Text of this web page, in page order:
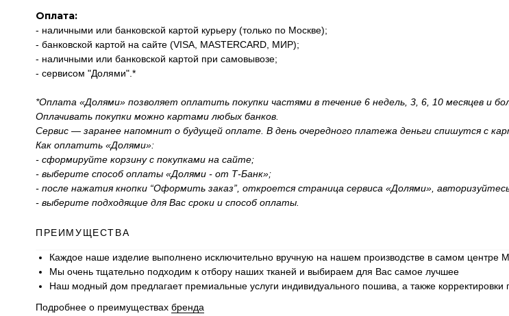
Оплата:
- наличными или банковской картой курьеру (только по Москве);
- банковской картой на сайте (VISA, MASTERCARD, МИР);
- наличными или банковской картой при самовывозе;
- сервисом "Долями".*
*Оплата «Долями» позволяет оплатить покупки частями в течение 6 недель, 3, 6, 10 месяцев и
Оплачивать покупки можно картами любых банков.
Сервис — заранее напомнит о будущей оплате. В день очередного платежа деньги спишутся с
Как оплатить «Долями»:
- сформируйте корзину с покупками на сайте;
- выберите способ оплаты «Долями - от Т-Банк»;
- после нажатия кнопки “Оформить заказ”, откроется страница сервиса «Долями»,
- выберите подходящие для Вас сроки и способ оплаты.
ПРЕИМУЩЕСТВА
Каждое наше изделие выполнено исключительно вручную на нашем производстве в самом центре
Мы очень тщательно подходим к отбору наших тканей и выбираем для Вас самое лучшее
Наш модный дом предлагает премиальные услуги индивидуального пошива, а также корректировки
Подробнее о преимуществах бренда